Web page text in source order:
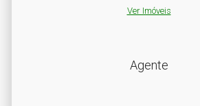
Ver Imóveis
Agente